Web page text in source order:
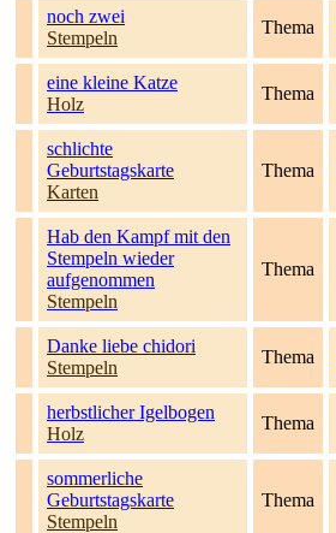
noch zwei
Stempeln
Thema
eine kleine Katze
Holz
Thema
schlichte
Geburtstagskarte
Karten
Thema
Hab den Kampf mit den
Stempeln wieder
aufgenommen
Stempeln
Thema
Danke liebe chidori
Stempeln
Thema
herbstlicher Igelbogen
Holz
Thema
sommerliche
Geburtstagskarte
Stempeln
Thema